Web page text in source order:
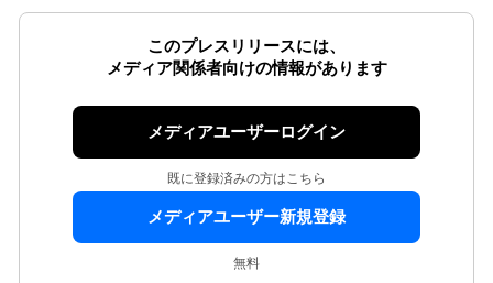
このプレスリリースには、
メディア関係者向けの情報があります
メディアユーザーログイン
既に登録済みの方はこちら
メディアユーザー新規登録
無料